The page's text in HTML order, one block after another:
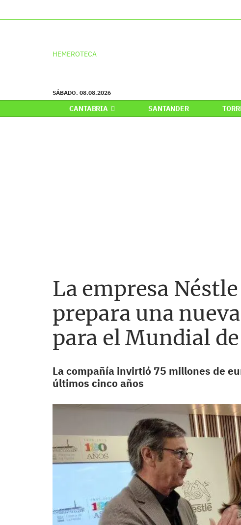
HEMEROTECA
SÁBADO. 08.08.2026
CANTABRIA SANTANDER
La empresa
prepara una
para el Mundial
La compañía invirtió 75 millones de
últimos cinco años